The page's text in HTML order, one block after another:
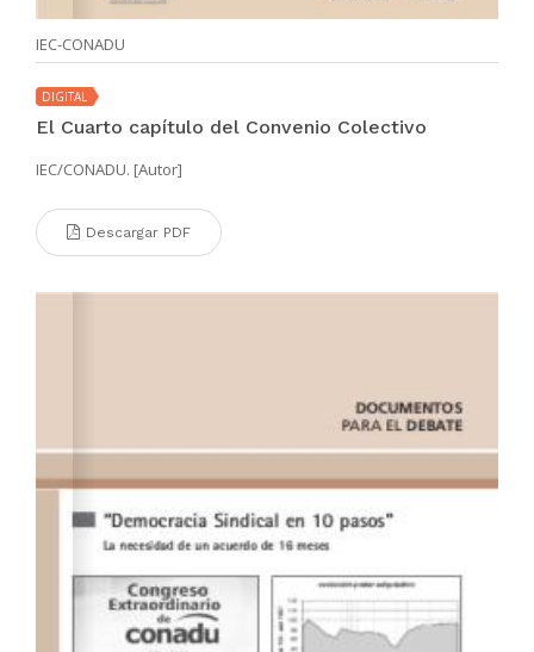
IEC-CONADU
DIGITAL
El Cuarto capítulo del Convenio Colectivo
IEC/CONADU. [Autor]
Descargar PDF